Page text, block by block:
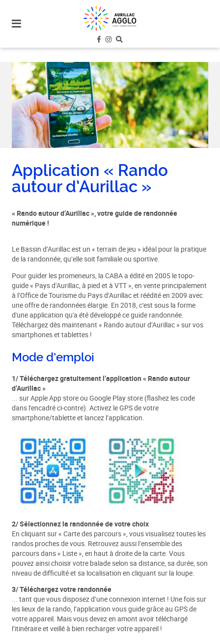
site
menu
aller au
contenu
Application « Rando
autour d’Aurillac »
« Rando autour d’Aurillac », votre guide de randonnée
numérique !
Le Bassin d’Aurillac est un « terrain de jeu » idéal pour la pratique
de la randonnée, qu’elle soit familiale ou sportive.
Pour guider les promeneurs, la CABA a édité en 2005 le topo-
guide « Pays d’Aurillac, à pied et à VTT », en vente principalement
à l’Office de Tourisme du Pays d’Aurillac et réédité en 2009 avec
une offre de randonnées élargie. En 2018, c'est sous la forme
d'une application qu'a été développé ce guide randonnée.
Téléchargez dès maintenant « Rando autour d’Aurillac » sur vos
smartphones et tablettes !
Mode d’emploi
1/ Téléchargez gratuitement l’application « Rando autour
d’Aurillac »
... sur Apple App store ou Google Play store (flashez les code
dans l'encadré ci-contre). Activez le GPS de votre
smartphone/tablette et lancez l’application.
2/ Sélectionnez la randonnée de votre choix
En cliquant sur « Carte des parcours », vous visualisez toutes les
randos proches de vous. Retrouvez aussi l’ensemble des
parcours dans « Liste », en haut à droite de la carte. Vous
pouvez ainsi choisir votre balade selon sa distance, sa durée, son
niveau de difficulté et sa localisation en cliquant sur la loupe.
3/ Téléchargez votre randonnée
... tant que vous disposez d’une connexion internet ! Une fois sur
les lieux de la rando, l’application vous guide grâce au GPS de
votre appareil. Mais vous devez en amont avoir téléchargé
l’itinéraire et veillé à bien recharger votre appareil !